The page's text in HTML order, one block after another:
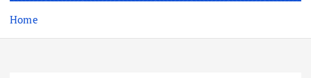
Home